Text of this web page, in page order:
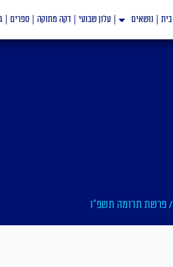
בית נושאים עלון שבועי דקה מתוקה ספרים
/ פרשת תרומה תשפ"ו